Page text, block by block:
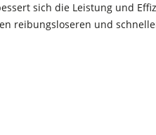
sich die Leistung und
reibungsloseren und